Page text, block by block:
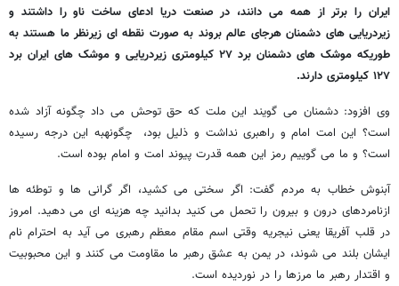
ایران را برتر از همه می دانند، در صنعت دریا ادعای ساخت ناو را داشتند و
زیردریایی های دشمنان هرجای عالم بروند به صورت نقطه ای زیرنظر ما هستند به
طوریکه موشک های دشمنان برد ۲۷ کیلومتری زیردریایی و موشک های ایران برد
۱۲۷ کیلومتری دارند.
وی افزود: دشمنان می گویند این ملت که حق توحش می داد چگونه آزاد شده
است؟ این امت امام و راهبری نداشت و ذلیل بود، چگونهبه این درجه رسیده
است؟ و ما می گوییم رمز این همه قدرت پیوند امت و امام بوده است.
آبنوش خطاب به مردم گفت: اگر سختی می کشید، اگر گرانی ها و توطئه ها
ازنامردهای درون و بیرون را تحمل می کنید بدانید چه هزینه ای می دهید. امروز
در قلب آفریقا یعنی نیجریه وقتی اسم مقام معظم رهبری می آید به احترام نام
ایشان بلند می شوند، در یمن به عشق رهبر ما مقاومت می کنند و این محبوبیت
و اقتدار رهبر ما مرزها را در نوردیده است.